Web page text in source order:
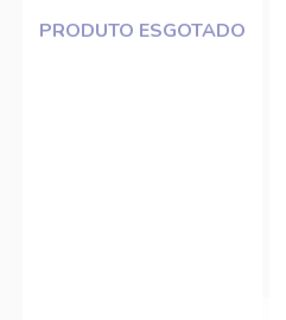
PRODUTO ESGOTADO